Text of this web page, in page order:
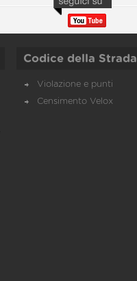
Codice della Strada
Violazione e punti
Censimento Velox